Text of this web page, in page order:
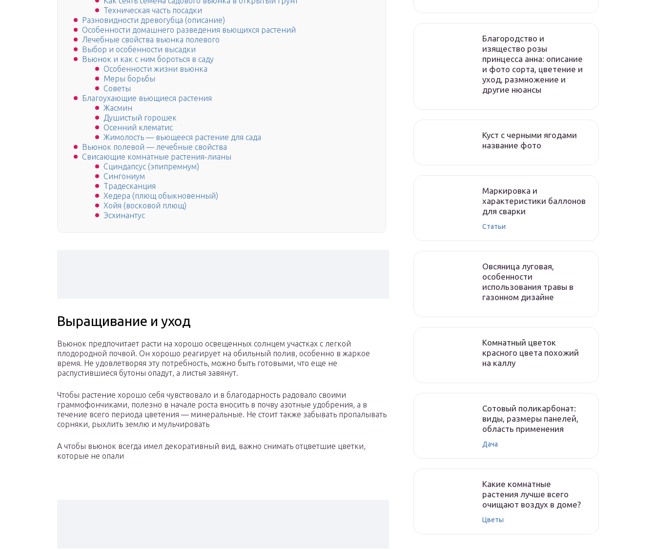
Техническая часть посадки
Разновидности древогубца (описание)
Особенности домашнего разведения вьющихся растений
Лечебные свойства вьюнка полевого
Выбор и особенности высадки
Вьюнок и как с ним бороться в саду
Особенности жизни вьюнка
Меры борьбы
Советы
Благоухающие вьющиеся растения
Жасмин
Душистый горошек
Осенний клематис
Жимолость — вьющееся растение для сада
Вьюнок полевой — лечебные свойства
Свисающие комнатные растения-лианы
Сциндапсус (эпипремнум)
Сингониум
Традесканция
Хедера (плющ обыкновенный)
Хойя (восковой плющ)
Эсхинантус
Выращивание и уход
Вьюнок предпочитает расти на хорошо освещенных солнцем участках с легкой
плодородной почвой. Он хорошо реагирует на обильный полив, особенно в жаркое
время. Не удовлетворяя эту потребность, можно быть готовыми, что еще не
распустившиеся бутоны опадут, а листья завянут.
Чтобы растение хорошо себя чувствовало и в благодарность радовало своими
граммофончиками, полезно в начале роста вносить в почву азотные удобрения, а в
течение всего периода цветения — минеральные. Не стоит также забывать пропалывать
сорняки, рыхлить землю и мульчировать
А чтобы вьюнок всегда имел декоративный вид, важно снимать отцветшие цветки,
которые не опали
Благородство и
изящество розы
принцесса анна: описание
и фото сорта, цветение и
уход, размножение и
другие нюансы
Куст с черными ягодами
название фото
Маркировка и
характеристики баллонов
для сварки
Статьи
Овсяница луговая,
особенности
использования травы в
газонном дизайне
Комнатный цветок
красного цвета похожий
на каллу
Сотовый поликарбонат:
виды, размеры панелей,
область применения
Дача
Какие комнатные
растения лучше всего
очищают воздух в доме?
Цветы